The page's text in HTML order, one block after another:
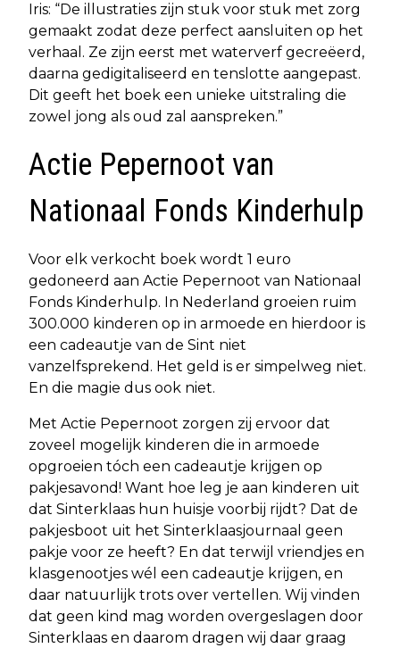
Iris: “De illustraties zijn stuk voor stuk met zorg
gemaakt zodat deze perfect aansluiten op het
verhaal. Ze zijn eerst met waterverf gecreëerd,
daarna gedigitaliseerd en tenslotte aangepast.
Dit geeft het boek een unieke uitstraling die
zowel jong als oud zal aanspreken.”
Actie Pepernoot van
Nationaal Fonds Kinderhulp
Voor elk verkocht boek wordt 1 euro
gedoneerd aan Actie Pepernoot van Nationaal
Fonds Kinderhulp. In Nederland groeien ruim
300.000 kinderen op in armoede en hierdoor is
een cadeautje van de Sint niet
vanzelfsprekend. Het geld is er simpelweg niet.
En die magie dus ook niet.
Met Actie Pepernoot zorgen zij ervoor dat
zoveel mogelijk kinderen die in armoede
opgroeien tóch een cadeautje krijgen op
pakjesavond! Want hoe leg je aan kinderen uit
dat Sinterklaas hun huisje voorbij rijdt? Dat de
pakjesboot uit het Sinterklaasjournaal geen
pakje voor ze heeft? En dat terwijl vriendjes en
klasgenootjes wél een cadeautje krijgen, en
daar natuurlijk trots over vertellen. Wij vinden
dat geen kind mag worden overgeslagen door
Sinterklaas en daarom dragen wij daar graag